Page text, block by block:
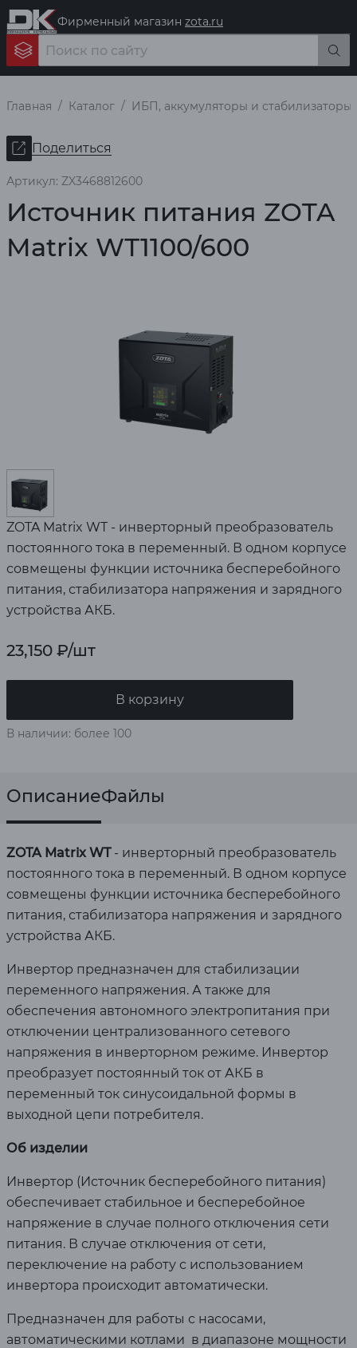
Фирменный магазин zota.ru
Главная Каталог ИБП, аккумуляторы и стабилизаторы
Поделиться
Артикул: ZX3468812600
Источник питания ZOTA
Matrix WТ1100/600
ZOTA Matrix WT - инверторный преобразователь
постоянного тока в переменный. В одном корпусе
совмещены функции источника бесперебойного
питания, стабилизатора напряжения и зарядного
устройства АКБ.
23,150 ₽/шт
В корзину
В наличии: более 100
ОписаниеФайлы
ZOTA Matrix WT- инверторный преобразователь
постоянного тока в переменный. В одном корпусе
совмещены функции источника бесперебойного
питания, стабилизатора напряжения и зарядного
устройства АКБ.
Инвертор предназначен для стабилизации
переменного напряжения. А также для
обеспечения автономного электропитания при
отключении централизованного сетевого
напряжения в инверторном режиме. Инвертор
преобразует постоянный ток от АКБ в
переменный ток синусоидальной формы в
выходной цепи потребителя.
Об изделии
Инвертор (Источник бесперебойного питания)
обеспечивает стабильное и бесперебойное
напряжение в случае полного отключения сети
питания. В случае отключения от сети,
переключение на работу с использованием
инвертора происходит автоматически.
Предназначен для работы с насосами,
автоматическими котлами в диапазоне мощности